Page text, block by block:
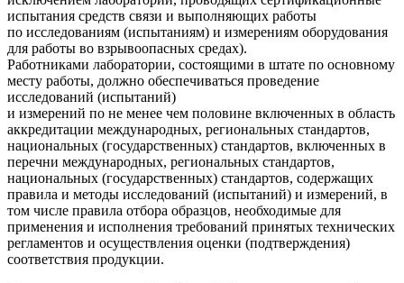
испытания средств связи и выполняющих работы
по исследованиям (испытаниям) и измерениям оборудования
для работы во взрывоопасных средах).
Работниками лаборатории, состоящими в штате по основному
месту работы, должно обеспечиваться проведение
исследований (испытаний)
и измерений по не менее чем половине включенных в область
аккредитации международных, региональных стандартов,
национальных (государственных) стандартов, включенных в
перечни международных, региональных стандартов,
национальных (государственных) стандартов, содержащих
правила и методы исследований (испытаний) и измерений, в
том числе правила отбора образцов, необходимые для
применения и исполнения требований принятых технических
регламентов и осуществления оценки (подтверждения)
соответствия продукции.